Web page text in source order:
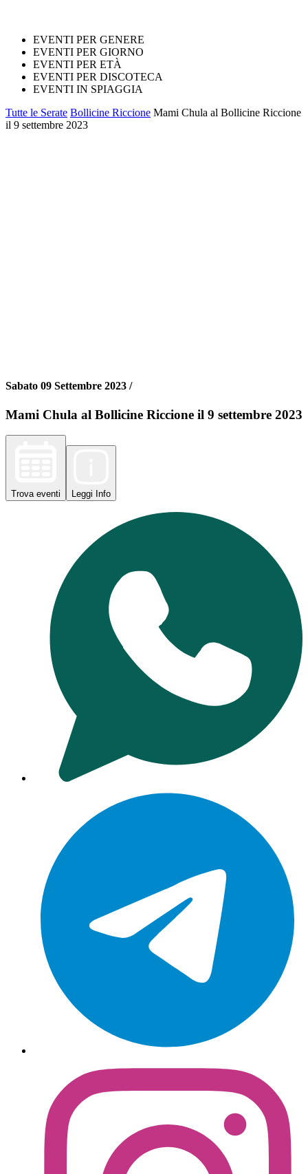
EVENTI PER GENERE
EVENTI PER GIORNO
EVENTI PER ETÀ
EVENTI PER DISCOTECA
EVENTI IN SPIAGGIA
Tutte le Serate Bollicine Riccione Mami Chula al Bollicine Riccione
il 9 settembre 2023
Sabato 09 Settembre 2023 /
Mami Chula al Bollicine Riccione il 9 settembre 2023
Trova eventi Leggi Info